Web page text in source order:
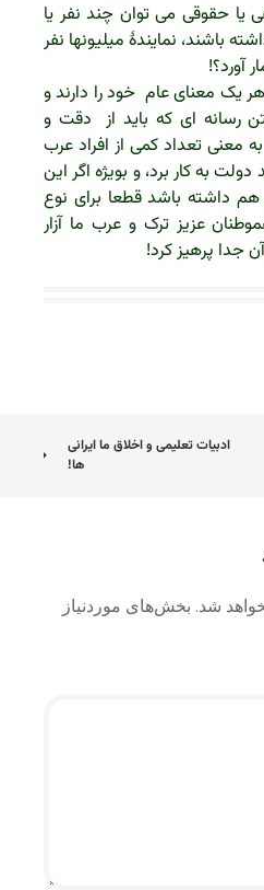
یا حقوقی می توان چند نفر یا
باشند، نمایندۀ میلیونها نفر
آورد؟!
یک معنای عام خود را دارند و
رسانه ای که باید از دقت و
به معنی تعداد کمی از افراد عرب
به کار برد، و بویژه اگر این
هم داشته باشد قطعا برای نوع
عزیز ترک و عرب ما آزار
جدا پرهیز کرد!
ادبیات تعلیمی و اخلاق ما ایرانی
ها!
شد. بخش‌های موردنیاز